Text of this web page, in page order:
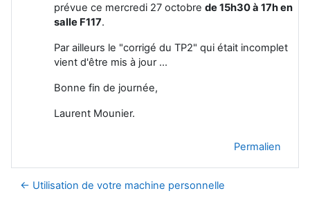
prévue ce mercredi 27 octobre de 15h30 à 17h en
salle F117.
Par ailleurs le "corrigé du TP2" qui était incomplet
vient d'être mis à jour ...
Bonne fin de journée,
Laurent Mounier.
Permalien
← Utilisation de votre machine personnelle